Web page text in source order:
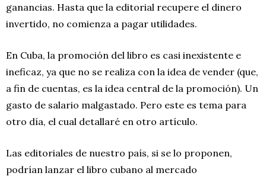
ganancias. Hasta que la editorial recupere el dinero
invertido, no comienza a pagar utilidades.
En Cuba, la promoción del libro es casi inexistente e
ineficaz, ya que no se realiza con la idea de vender (que,
a fin de cuentas, es la idea central de la promoción). Un
gasto de salario malgastado. Pero este es tema para
otro día, el cual detallaré en otro artículo.
Las editoriales de nuestro país, si se lo proponen,
podrían lanzar el libro cubano al mercado